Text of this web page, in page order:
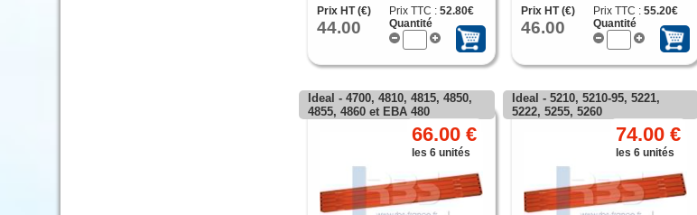
Prix HT (€)
44.00
Prix TTC :52.80€
Quantité
Prix HT (€)
46.00
Prix TTC : 55.20€
Quantité
Ideal - 4700, 4810, 4815, 4850,
4855, 4860 et EBA 480
66.00 €
les 6 unités
Ideal - 5210, 5210-95, 5221,
5222, 5255, 5260
74.00 €
les 6 unités